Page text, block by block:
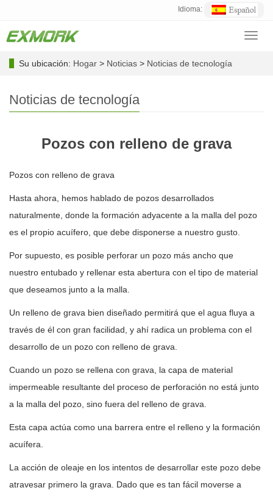
Idioma:
Su ubicación: Hogar > Noticias > Noticias de tecnología
Noticias de tecnología
Pozos con relleno de grava
Pozos con relleno de grava
Hasta ahora, hemos hablado de pozos desarrollados
naturalmente, donde la formación adyacente a la malla del pozo
es el propio acuífero, que debe disponerse a nuestro gusto.
Por supuesto, es posible perforar un pozo más ancho que
nuestro entubado y rellenar esta abertura con el tipo de material
que deseamos junto a la malla.
Un relleno de grava bien diseñado permitirá que el agua fluya a
través de él con gran facilidad, y ahí radica un problema con el
desarrollo de un pozo con relleno de grava.
Cuando un pozo se rellena con grava, la capa de material
impermeable resultante del proceso de perforación no está junto
a la malla del pozo, sino fuera del relleno de grava.
Esta capa actúa como una barrera entre el relleno y la formación
acuífera.
La acción de oleaje en los intentos de desarrollar este pozo debe
atravesar primero la grava. Dado que es tan fácil moverse a